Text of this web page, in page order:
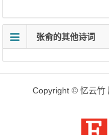
张俞的其他诗词
Copyright © 忆云竹